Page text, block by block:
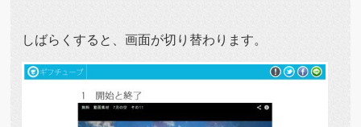
しばらくすると、画面が切り替わります。